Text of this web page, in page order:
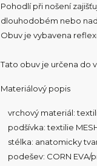
Pohodlí při nošení
dlouhodobém nebo
Obuv je vybavena
Tato obuv je určena do
Materiálový popis
vrchový materiál:
podšívka: textilie
stélka: anatomicky
podešev: CORN EVA/